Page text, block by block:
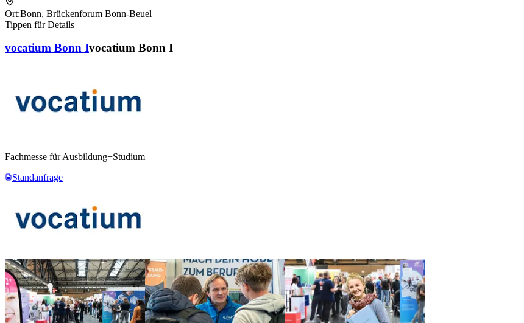
Ort:Bonn, Brückenforum Bonn-Beuel
Tippen für Details
vocatium Bonn Ivocatium Bonn I
Fachmesse für Ausbildung+Studium
Standanfrage